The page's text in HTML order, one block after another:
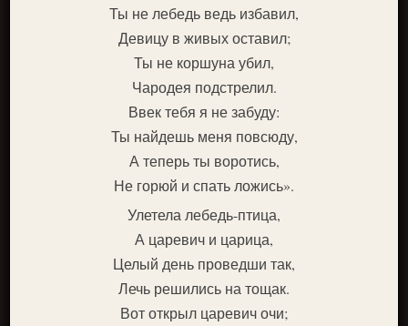
Ты не лебедь ведь избавил,
Девицу в живых оставил;
Ты не коршуна убил,
Чародея подстрелил.
Ввек тебя я не забуду:
Ты найдешь меня повсюду,
А теперь ты воротись,
Не горюй и спать ложись».
Улетела лебедь-птица,
А царевич и царица,
Целый день проведши так,
Лечь решились на тощак.
Вот открыл царевич очи;